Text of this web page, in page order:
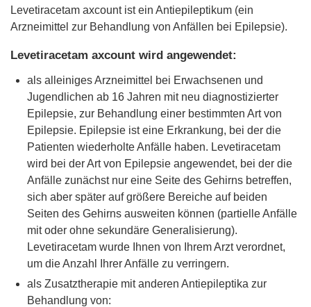
Levetiracetam axcount ist ein Antiepileptikum (ein
Arzneimittel zur Behandlung von Anfällen bei Epilepsie).
Levetiracetam axcount wird angewendet:
als alleiniges Arzneimittel bei Erwachsenen und
Jugendlichen ab 16 Jahren mit neu diagnostizierter
Epilepsie, zur Behandlung einer bestimmten Art von
Epilepsie. Epilepsie ist eine Erkrankung, bei der die
Patienten wiederholte Anfälle haben. Levetiracetam
wird bei der Art von Epilepsie angewendet, bei der die
Anfälle zunächst nur eine Seite des Gehirns betreffen,
sich aber später auf größere Bereiche auf beiden
Seiten des Gehirns ausweiten können (partielle Anfälle
mit oder ohne sekundäre Generalisierung).
Levetiracetam wurde Ihnen von Ihrem Arzt verordnet,
um die Anzahl Ihrer Anfälle zu verringern.
als Zusatztherapie mit anderen Antiepileptika zur
Behandlung von: